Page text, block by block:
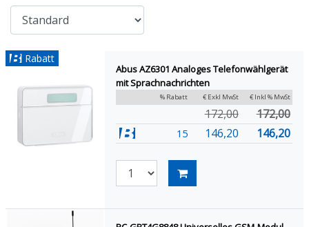
Rabatt
Abus AZ6301 Analoges Telefonwählgerät
mit Sprachnachrichten
% Rabatt € Exkl MwSt € Inkl % MwSt
172,00 172,00
15 146,20 146,20